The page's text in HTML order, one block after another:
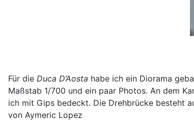
Für die Duca D’Aosta habe ich ein Diorama
Maßstab 1/700 und ein paar Photos. An dem
ich mit Gips bedeckt. Die Drehbrücke besteht
von Aymeric Lopez